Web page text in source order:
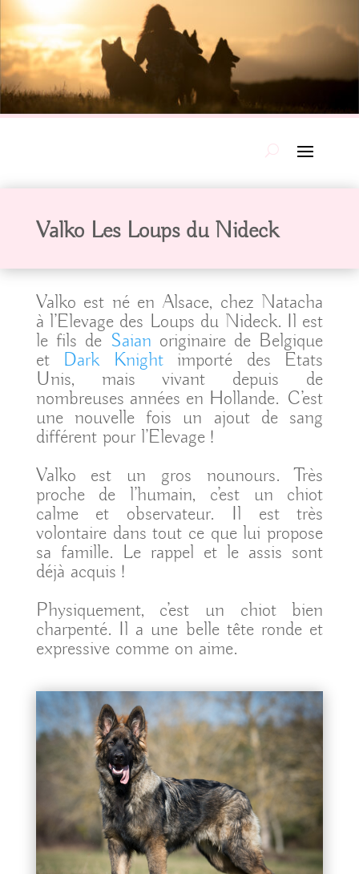
Valko Les Loups du Nideck
Valko est né en Alsace, chez Natacha
à l’Elevage des Loups du Nideck. Il est
le fils de Saian originaire de Belgique
et Dark Knightimporté des Etats
Unis, mais vivant depuis de
nombreuses années en Hollande. C’est
une nouvelle fois un ajout de sang
différent pour l’Elevage !
Valko est un gros nounours. Très
proche de l’humain, c’est un chiot
calme et observateur. Il est très
volontaire dans tout ce que lui propose
sa famille. Le rappel et le assis sont
déjà acquis !
Physiquement, c’est un chiot bien
charpenté. Il a une belle tête ronde et
expressive comme on aime.